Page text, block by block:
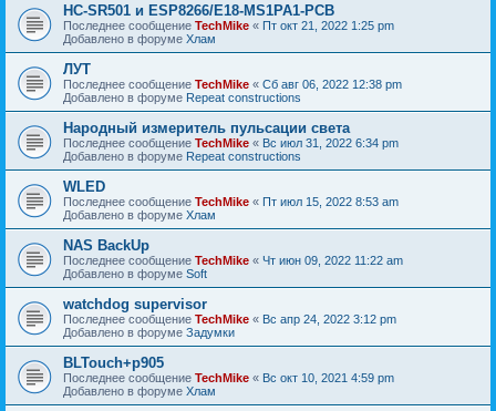
HC-SR501 и ESP8266/E18-MS1PA1-PCB
Последнее сообщение TechMike « Пт окт 21, 2022 1:25 pm
Добавлено в форуме Хлам
ЛУТ
Последнее сообщение TechMike « Сб авг 06, 2022 12:38 pm
Добавлено в форуме Repeat constructions
Народный измеритель пульсации света
Последнее сообщение TechMike « Вс июл 31, 2022 6:34 pm
Добавлено в форуме Repeat constructions
WLED
Последнее сообщение TechMike « Пт июл 15, 2022 8:53 am
Добавлено в форуме Хлам
NAS BackUp
Последнее сообщение TechMike « Чт июн 09, 2022 11:22 am
Добавлено в форуме Soft
watchdog supervisor
Последнее сообщение TechMike « Вс апр 24, 2022 3:12 pm
Добавлено в форуме Задумки
BLTouch+p905
Последнее сообщение TechMike « Вс окт 10, 2021 4:59 pm
Добавлено в форуме Хлам